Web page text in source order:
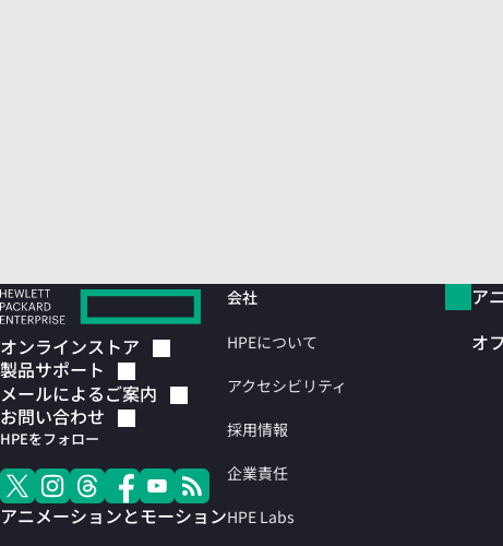
オンラインストア
製品サポート
メールによるご案内
お問い合わせ
HPEをフォロー
アニメーションとモーション
会社
HPEについて
アクセシビリティ
採用情報
企業責任
HPE Labs
ア
オフ